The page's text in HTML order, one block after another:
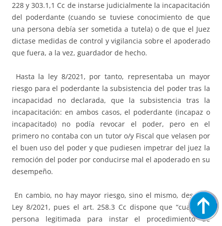
228 y 303.1,1 Cc de instarse judicialmente la incapacitación
del poderdante (cuando se tuviese conocimiento de que
una persona debía ser sometida a tutela) o de que el Juez
dictase medidas de control y vigilancia sobre el apoderado
que fuera, a la vez, guardador de hecho.
Hasta la ley 8/2021, por tanto, representaba un mayor
riesgo para el poderdante la subsistencia del poder tras la
incapacidad no declarada, que la subsistencia tras la
incapacitación: en ambos casos, el poderdante (incapaz o
incapacitado) no podía revocar el poder, pero en el
primero no contaba con un tutor o/y Fiscal que velasen por
el buen uso del poder y que pudiesen impetrar del juez la
remoción del poder por conducirse mal el apoderado en su
desempeño.
En cambio, no hay mayor riesgo, sino el mismo, desde la
Ley 8/2021, pues el art. 258.3 Cc dispone que “cualquier
persona legitimada para instar el procedimiento de